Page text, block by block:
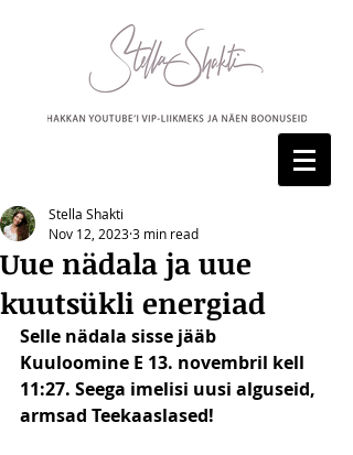
Uue nädala ja uue
kuutsükli energiad
Stella Shakti
Nov 12, 20233 min read
Selle nädala sisse jääb
Kuuloomine E 13. novembril kell
11:27. Seega imelisi uusi alguseid,
armsad Teekaaslased!